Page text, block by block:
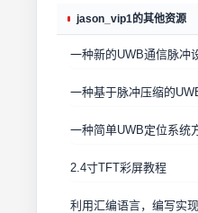
jason_vip1的其他资源
一种新的UWB通信脉冲
一种基于脉冲压缩的
一种简单UWB定位系统
2.4寸TFT彩屏教程
利用汇编语言，编写实